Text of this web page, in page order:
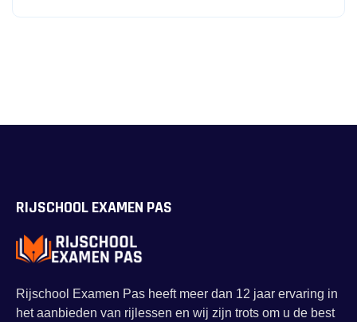
RIJSCHOOL EXAMEN PAS
Rijschool Examen Pas heeft meer dan 12 jaar ervaring in
het aanbieden van rijlessen en wij zijn trots om u de best